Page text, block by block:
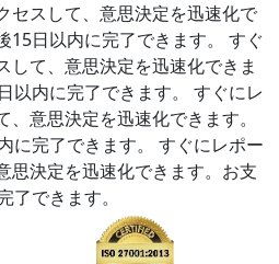
セスして、意思決定を迅速化で
日以内に完了できます。
すぐ
して、意思決定を迅速化できま
内に完了できます。
すぐにレ
意思決定を迅速化できます。
に完了できます。
すぐにレポー
思決定を迅速化できます。お支
できます。